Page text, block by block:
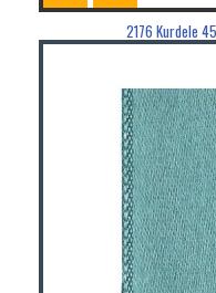
2176 Kurdele